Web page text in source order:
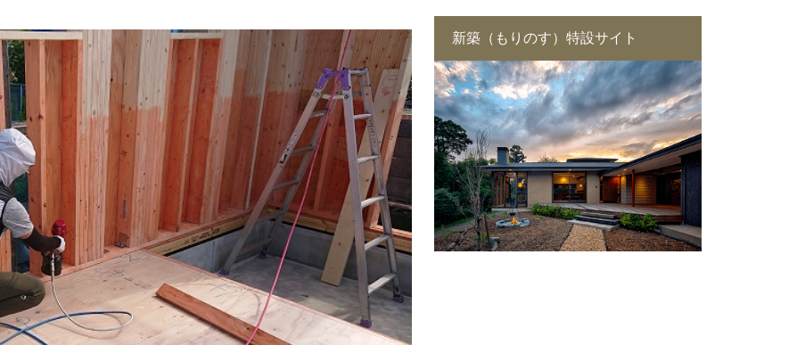
新築（もりのす）特設サイト